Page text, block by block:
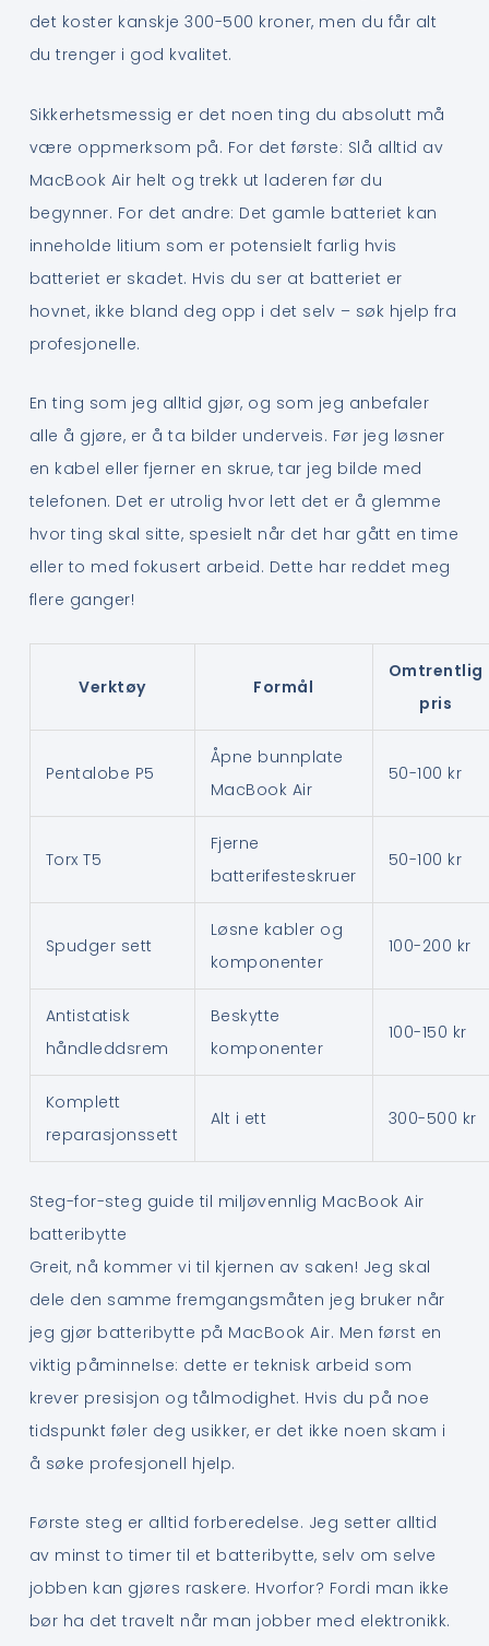
det koster kanskje 300-500 kroner, men du får alt
du trenger i god kvalitet.
Sikkerhetsmessig er det noen ting du absolutt må
være oppmerksom på. For det første: Slå alltid av
MacBook Air helt og trekk ut laderen før du
begynner. For det andre: Det gamle batteriet kan
inneholde litium som er potensielt farlig hvis
batteriet er skadet. Hvis du ser at batteriet er
hovnet, ikke bland deg opp i det selv – søk hjelp fra
profesjonelle.
En ting som jeg alltid gjør, og som jeg anbefaler
alle å gjøre, er å ta bilder underveis. Før jeg løsner
en kabel eller fjerner en skrue, tar jeg bilde med
telefonen. Det er utrolig hvor lett det er å glemme
hvor ting skal sitte, spesielt når det har gått en time
eller to med fokusert arbeid. Dette har reddet meg
flere ganger!
Verktøy Formål
Omtrentlig
pris
Pentalobe P5
Åpne bunnplate
MacBook Air
50-100 kr
Torx T5
Fjerne
batterifesteskruer
50-100 kr
Spudger sett
Løsne kabler og
komponenter
100-200 kr
Antistatisk
håndleddsrem
Beskytte
komponenter
100-150 kr
Komplett
reparasjonssett
Alt i ett 300-500 kr
Steg-for-steg guide til miljøvennlig MacBook Air
batteribytte
Greit, nå kommer vi til kjernen av saken! Jeg skal
dele den samme fremgangsmåten jeg bruker når
jeg gjør batteribytte på MacBook Air. Men først en
viktig påminnelse: dette er teknisk arbeid som
krever presisjon og tålmodighet. Hvis du på noe
tidspunkt føler deg usikker, er det ikke noen skam i
å søke profesjonell hjelp.
Første steg er alltid forberedelse. Jeg setter alltid
av minst to timer til et batteribytte, selv om selve
jobben kan gjøres raskere. Hvorfor? Fordi man ikke
bør ha det travelt når man jobber med elektronikk.